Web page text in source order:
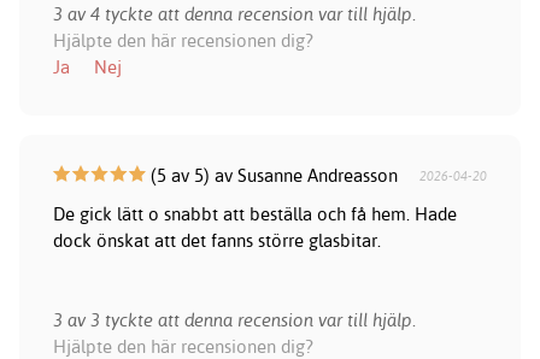
3 av 4 tyckte att denna recension var till hjälp.
Hjälpte den här recensionen dig?
Ja
Nej
(5 av 5) av Susanne Andreasson 2026-04-20
De gick lätt o snabbt att beställa och få hem. Hade
dock önskat att det fanns större glasbitar.
3 av 3 tyckte att denna recension var till hjälp.
Hjälpte den här recensionen dig?